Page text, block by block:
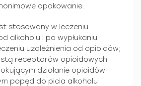
opakowanie.
stosowany w leczeniu
alkoholu i po wypłukaniu
uzależnienia od opioidów;
receptorów opioidowych
działanie opioidów i
popęd do picia alkoholu